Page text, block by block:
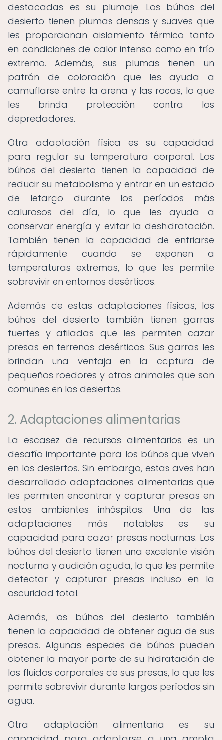
destacadas es su plumaje. Los búhos del
desierto tienen plumas densas y suaves que
les proporcionan aislamiento térmico tanto
en condiciones de calor intenso como en frío
extremo. Además, sus plumas tienen un
patrón de coloración que les ayuda a
camuflarse entre la arena y las rocas, lo que
les brinda protección contra los
depredadores.
Otra adaptación física es su capacidad
para regular su temperatura corporal. Los
búhos del desierto tienen la capacidad de
reducir su metabolismo y entrar en un estado
de letargo durante los períodos más
calurosos del día, lo que les ayuda a
conservar energía y evitar la deshidratación.
También tienen la capacidad de enfriarse
rápidamente cuando se exponen a
temperaturas extremas, lo que les permite
sobrevivir en entornos desérticos.
Además de estas adaptaciones físicas, los
búhos del desierto también tienen garras
fuertes y afiladas que les permiten cazar
presas en terrenos desérticos. Sus garras les
brindan una ventaja en la captura de
pequeños roedores y otros animales que son
comunes en los desiertos.
2. Adaptaciones alimentarias
La escasez de recursos alimentarios es un
desafío importante para los búhos que viven
en los desiertos. Sin embargo, estas aves han
desarrollado adaptaciones alimentarias que
les permiten encontrar y capturar presas en
estos ambientes inhóspitos. Una de las
adaptaciones más notables es su
capacidad para cazar presas nocturnas. Los
búhos del desierto tienen una excelente visión
nocturna y audición aguda, lo que les permite
detectar y capturar presas incluso en la
oscuridad total.
Además, los búhos del desierto también
tienen la capacidad de obtener agua de sus
presas. Algunas especies de búhos pueden
obtener la mayor parte de su hidratación de
los fluidos corporales de sus presas, lo que les
permite sobrevivir durante largos períodos sin
agua.
Otra adaptación alimentaria es su